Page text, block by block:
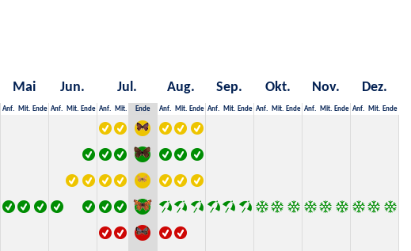
Mai Jun. Jul. Aug. Sep. Okt. Nov. Dez.
Anf. Mit. Ende Anf. Mit. Ende Anf. Mit. Ende Anf. Mit. Ende Anf. Mit. Ende Anf. Mit. Ende Anf. Mit. Ende Anf. Mit. Ende